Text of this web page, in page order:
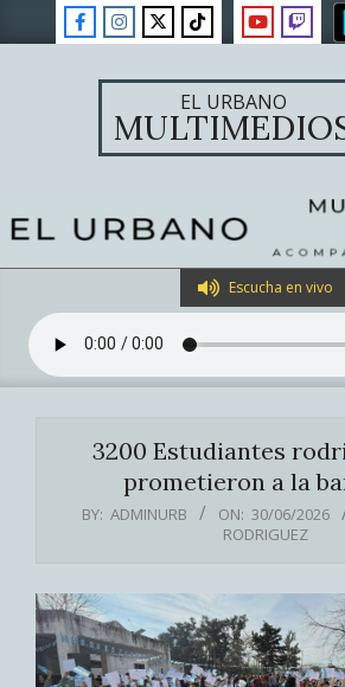
to
EL URBANO
Navigation
Menu
Escucha en vivo
3200 Estudiantes
prometieron a la
BY: ADMINURB ON: 30/06/2026
RODRIGUEZ